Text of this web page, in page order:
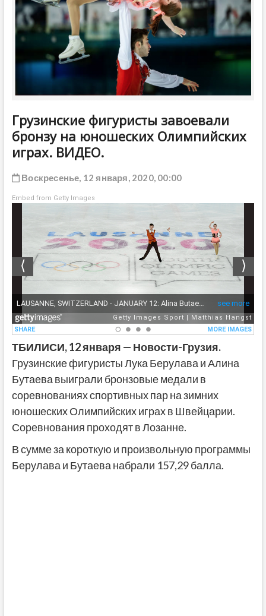
Грузинские фигуристы завоевали
бронзу на юношеских Олимпийских
играх. ВИДЕО.
Воскресенье, 12 января, 2020, 00:00
Embed from Getty Images
ТБИЛИСИ, 12 января — Новости-Грузия.
Грузинские фигуристы Лука Берулава и Алина
Бутаева выиграли бронзовые медали в
соревнованиях спортивных пар на зимних
юношеских Олимпийских играх в Швейцарии.
Соревнования проходят в Лозанне.
В сумме за короткую и произвольную программы
Берулава и Бутаева набрали 157,29 балла.